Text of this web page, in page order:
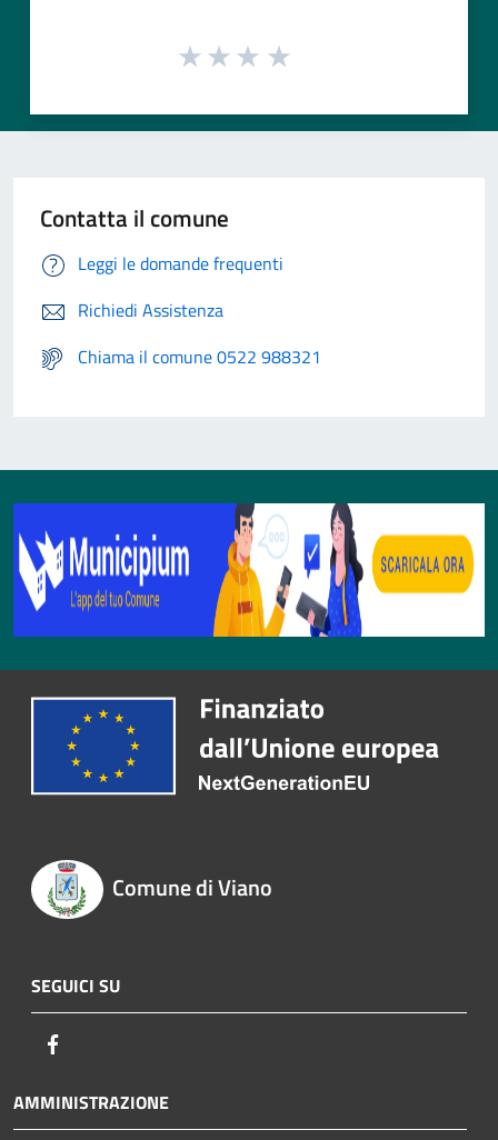
Contatta il comune
Leggi le domande frequenti
Richiedi Assistenza
Chiama il comune 0522 988321
Comune di Viano
SEGUICI SU
AMMINISTRAZIONE